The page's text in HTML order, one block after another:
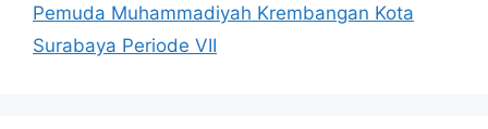
Pemuda Muhammadiyah Krembangan Kota
Surabaya Periode VII